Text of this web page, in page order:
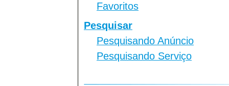
Favoritos
Pesquisar
Pesquisando Anúncio
Pesquisando Serviço